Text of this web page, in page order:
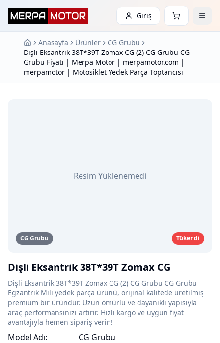
Giriş
Anasayfa Ürünler
CG Grubu
Dişli Eksantrik 38T*39T Zomax CG (2) CG Grubu CG
Grubu Fiyatı | Merpa Motor | merpamotor.com |
merpamotor | Motosiklet Yedek Parça Toptancısı
CG Grubu Tükendi
Resim Yüklenemedi
Dişli Eksantrik 38T*39T Zomax CG
Dişli Eksantrik 38T*39T Zomax CG (2) CG Grubu CG Grubu
Egzantrik Mili yedek parça ürünü, orijinal kalitede üretilmiş
premium bir üründür. Uzun ömürlü ve dayanıklı yapısıyla
araç performansınızı artırır. Hızlı kargo ve uygun fiyat
avantajıyla hemen sipariş verin!
Model Adı:
CG Grubu